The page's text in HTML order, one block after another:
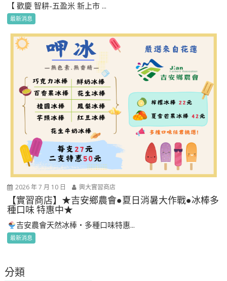
【 歡慶 智耕-五盈米 新上市 ...
最新消息
2026 年 7 月 10 日 興大實習商店
【實習商店】★吉安鄉農會●夏日消暑大作戰●冰棒多
種口味 特惠中★
吉安農會天然冰棒・多種口味特惠...
最新消息
分類